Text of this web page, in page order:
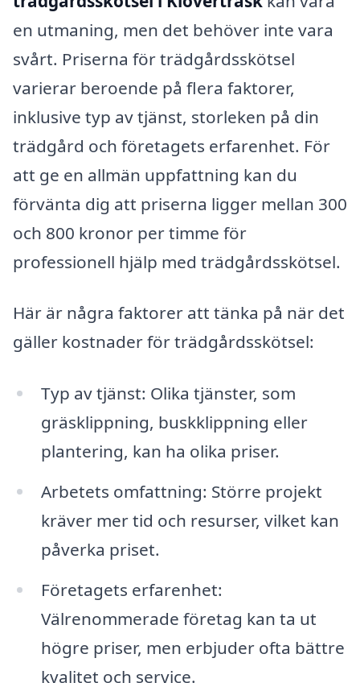
en utmaning, men det behöver inte vara
svårt. Priserna för trädgårdsskötsel
varierar beroende på flera faktorer,
inklusive typ av tjänst, storleken på din
trädgård och företagets erfarenhet. För
att ge en allmän uppfattning kan du
förvänta dig att priserna ligger mellan 300
och 800 kronor per timme för
professionell hjälp med trädgårdsskötsel.
Här är några faktorer att tänka på när det
gäller kostnader för trädgårdsskötsel:
Typ av tjänst: Olika tjänster, som
gräsklippning, buskklippning eller
plantering, kan ha olika priser.
Arbetets omfattning: Större projekt
kräver mer tid och resurser, vilket kan
påverka priset.
Företagets erfarenhet:
Välrenommerade företag kan ta ut
högre priser, men erbjuder ofta bättre
kvalitet och service.